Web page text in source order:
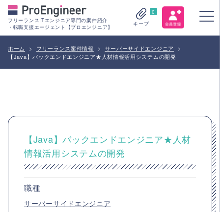
フリーランスITエンジニア専門の案件紹介
・転職支援エージェント【プロエンジニア】
0
キープ
ホーム > フリーランス案件情報 > サーバーサイドエンジニア
>
【Java】バックエンドエンジニア★人材情報活用システムの開発
【Java】バックエンドエンジニア★人材
情報活用システムの開発
職種
サーバーサイドエンジニア